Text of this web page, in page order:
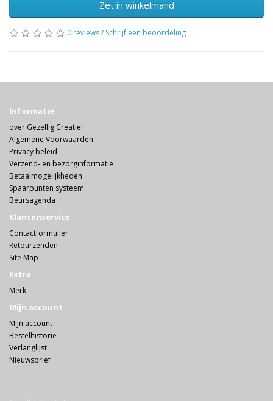
Zet in winkelmand
0 reviews/ Schrijf een beoordeling
Informatie
over Gezellig Creatief
Algemene Voorwaarden
Privacy beleid
Verzend- en bezorginformatie
Betaalmogelijkheden
Spaarpunten systeem
Beursagenda
Klantenservice
Contactformulier
Retourzenden
Site Map
Extra
Merk
Mijn account
Mijn account
Bestelhistorie
Verlanglijst
Nieuwsbrief